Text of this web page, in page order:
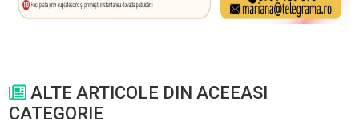
ALTE ARTICOLE DIN ACEEASI
CATEGORIE